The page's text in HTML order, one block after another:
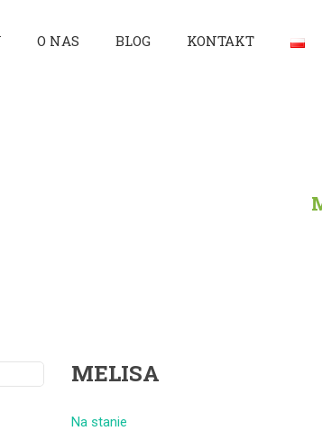
O NAS BLOG KONTAKT
MELISA
Na stanie